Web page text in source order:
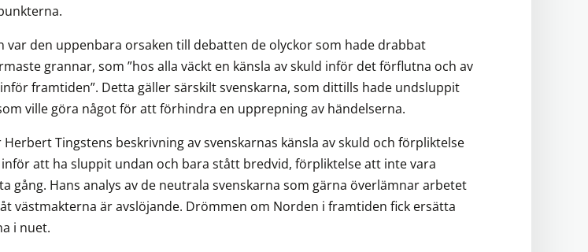
var den uppenbara orsaken till debatten de olyckor som hade drabbat
grannar, som ”hos alla väckt en känsla av skuld inför det förflutna och av
framtiden”. Detta gäller särskilt svenskarna, som dittills hade undsluppit
ville göra något för att förhindra en upprepning av händelserna.
Herbert Tingstens beskrivning av svenskarnas känsla av skuld och förpliktelse
att ha sluppit undan och bara stått bredvid, förpliktelse att inte vara
gång. Hans analys av de neutrala svenskarna som gärna överlämnar arbetet
västmakterna är avslöjande. Drömmen om Norden i framtiden fick ersätta
i nuet.